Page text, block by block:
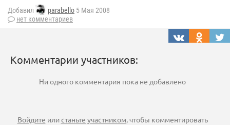
Добавил parabello 5 Мая 2008
нет комментариев
Комментарии участников:
Ни одного комментария пока не добавлено
Войдите илистаньте участником, чтобы комментировать